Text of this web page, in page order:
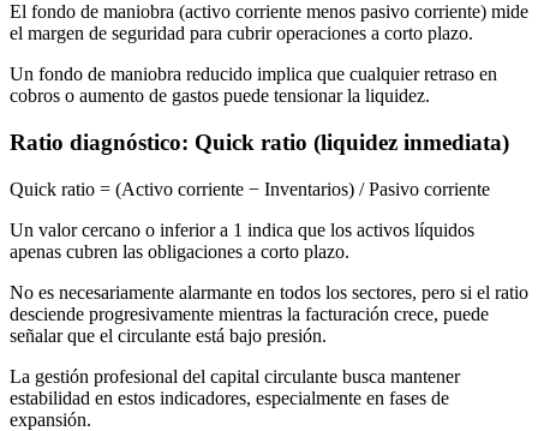
El fondo de maniobra (activo corriente menos pasivo corriente) mide
el margen de seguridad para cubrir operaciones a corto plazo.
Un fondo de maniobra reducido implica que cualquier retraso en
cobros o aumento de gastos puede tensionar la liquidez.
Ratio diagnóstico: Quick ratio (liquidez inmediata)
Quick ratio = (Activo corriente − Inventarios) / Pasivo corriente
Un valor cercano o inferior a 1 indica que los activos líquidos
apenas cubren las obligaciones a corto plazo.
No es necesariamente alarmante en todos los sectores, pero si el ratio
desciende progresivamente mientras la facturación crece, puede
señalar que el circulante está bajo presión.
La gestión profesional del capital circulante busca mantener
estabilidad en estos indicadores, especialmente en fases de
expansión.